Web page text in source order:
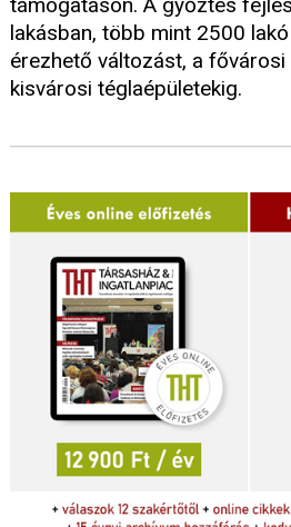
lakásban, több mint 2500
érezhető változást, a fővárosi
kisvárosi téglaépületekig.